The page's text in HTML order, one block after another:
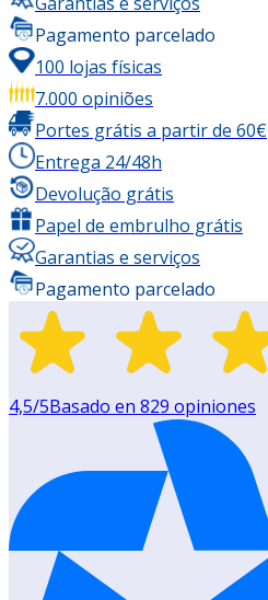
Pagamento parcelado
100 lojas físicas
7.000 opiniões
Portes grátis a partir de 60€
Entrega 24/48h
Devolução grátis
Papel de embrulho grátis
Garantias e serviços
Pagamento parcelado
4,5/5Basado en 829 opiniones